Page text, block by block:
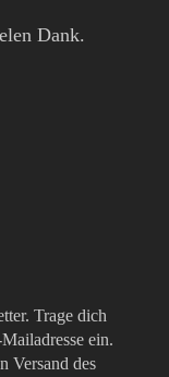
Dank.
Trage dich
ein.
Versand des